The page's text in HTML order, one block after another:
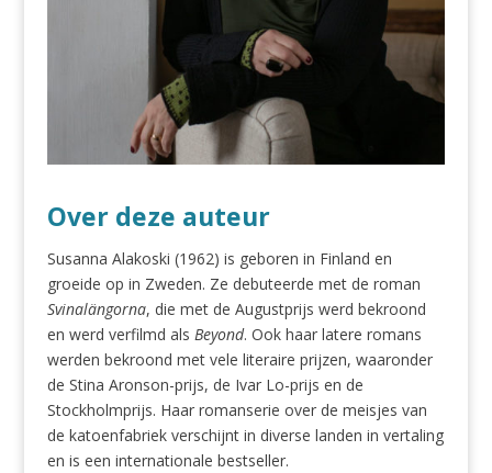
Over deze auteur
Susanna Alakoski (1962) is geboren in Finland en
groeide op in Zweden. Ze debuteerde met de roman
Svinalängorna, die met de Augustprijs werd bekroond
en werd verfilmd als Beyond. Ook haar latere romans
werden bekroond met vele literaire prijzen, waaronder
de Stina Aronson-prijs, de Ivar Lo-prijs en de
Stockholmprijs. Haar romanserie over de meisjes van
de katoenfabriek verschijnt in diverse landen in vertaling
en is een internationale bestseller.